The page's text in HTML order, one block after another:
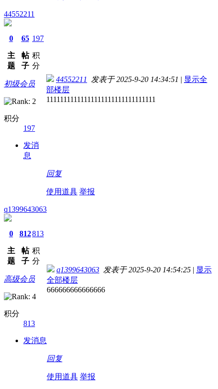
44552211
0
主
题
65
帖
子
197
积
分
初级会员
积分
197
发消
息
44552211 发表于 2025-9-20 14:34:51 | 显示全
部楼层
11111111111111111111111111111111
回复
使用道具 举报
q1399643063
0
主
题
812
帖
子
813
积
分
高级会员
积分
813
发消息
q1399643063 发表于 2025-9-20 14:54:25 | 显示
全部楼层
666666666666666
回复
使用道具 举报